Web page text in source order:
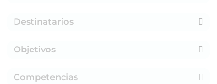
Destinatarios
Objetivos
Competencias